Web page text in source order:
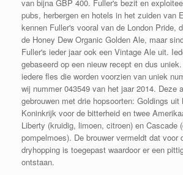
van bijna GBP 400. Fuller's bezit en
pubs, herbergen en hotels in het zuiden van
kennen Fuller's vooral van de London Pride,
de Honey Dew Organic Golden Ale, maar
Fuller's ieder jaar ook een Vintage Ale uit.
gebaseerd op een nieuw recept en dus
iedere fles die worden voorzien van uniek
wij nummer 043549 van het jaar 2014. Deze
gebrouwen met drie hopsoorten: Goldings uit
Koninkrijk voor de bitterheid en twee
Liberty (kruidig, limoen, citroen) en Cascade
pompelmoes). De brouwer vermeldt dat voor
dryhopping is toegepast waardoor er een
ontstaan.